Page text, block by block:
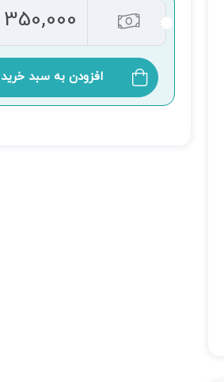
350,000
افزودن به سبد خرید